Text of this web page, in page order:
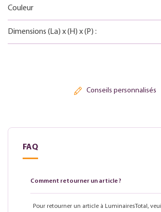
Couleur
Dimensions (La) x(H) x(P) :
Conseils personnalisés
FAQ
Comment retourner un article ?
Pour retourner un article à LuminairesTotal,